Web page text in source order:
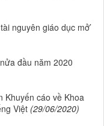
nguyên giáo dục mở’
đầu năm 2020
Khuyến cáo về Khoa
Việt (29/06/2020)